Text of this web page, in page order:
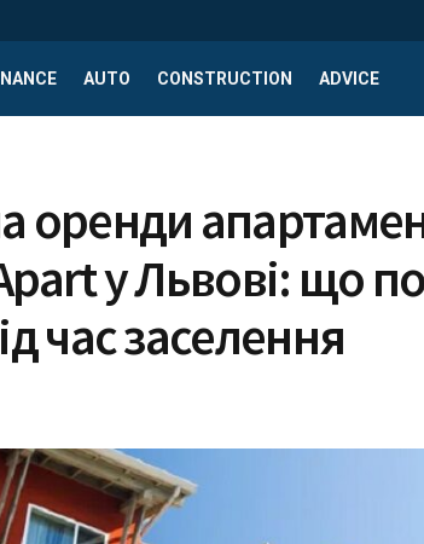
AUTO CONSTRUCTION ADVICE
оренди
у Львові: що
час заселення